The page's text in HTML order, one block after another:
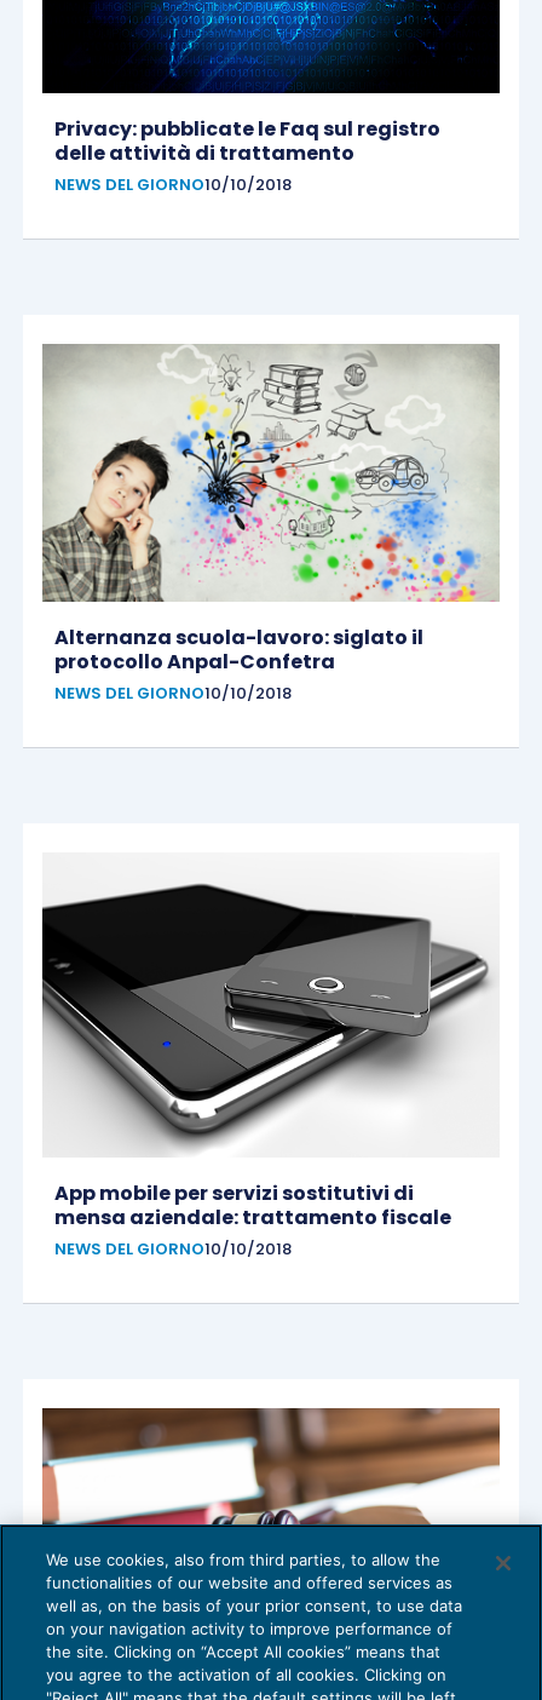
Privacy: pubblicate le Faq sul registro
delle attività di trattamento
NEWS DEL GIORNO10/10/2018
Alternanza scuola-lavoro: siglato il
protocollo Anpal-Confetra
NEWS DEL GIORNO10/10/2018
App mobile per servizi sostitutivi di
mensa aziendale: trattamento fiscale
NEWS DEL GIORNO10/10/2018
We use cookies, also from third parties, to allow the
functionalities of our website and offered services as
well as, on the basis of your prior consent, to use data
on your navigation activity to improve performance of
the site. Clicking on “Accept All cookies” means that
you agree to the activation of all cookies. Clicking on